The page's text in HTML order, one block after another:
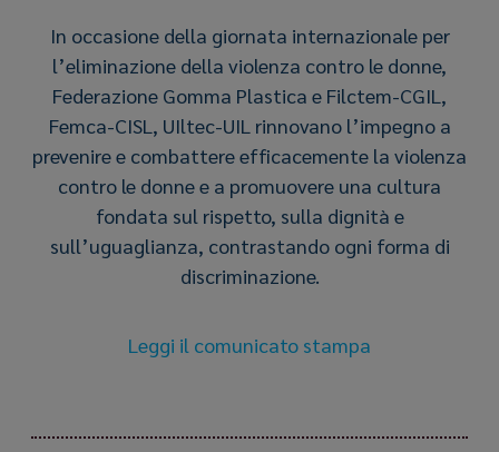
In occasione della giornata internazionale per
l’eliminazione della violenza contro le donne,
Federazione Gomma Plastica e Filctem-CGIL,
Femca-CISL, UIltec-UIL rinnovano l’impegno a
prevenire e combattere efficacemente la violenza
contro le donne e a promuovere una cultura
fondata sul rispetto, sulla dignità e
sull’uguaglianza, contrastando ogni forma di
discriminazione.
Leggi il comunicato stampa